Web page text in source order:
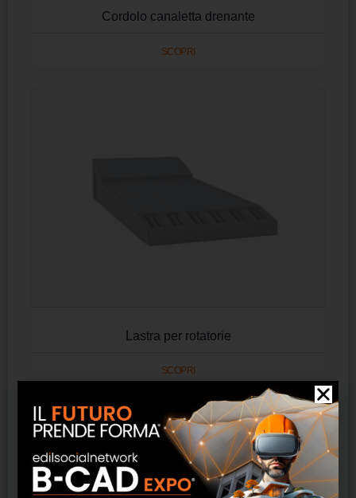
Cordolo canaletta drenante
SCOPRI
Lastra per rotatorie
SCOPRI